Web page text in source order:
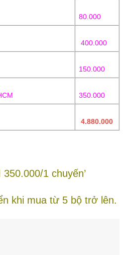
80.000
400.000
150.000
350.000
4.880.000
1 chuyến’
khi mua từ 5 bộ trở lên.